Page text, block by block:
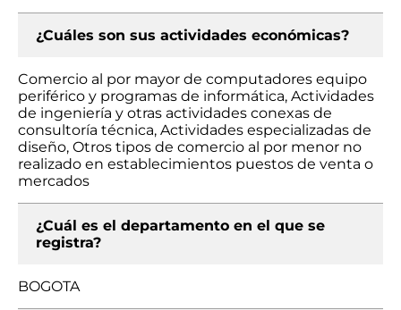
¿Cuáles son sus actividades económicas?
Comercio al por mayor de computadores equipo
periférico y programas de informática, Actividades
de ingeniería y otras actividades conexas de
consultoría técnica, Actividades especializadas de
diseño, Otros tipos de comercio al por menor no
realizado en establecimientos puestos de venta o
mercados
¿Cuál es el departamento en el que se
registra?
BOGOTA